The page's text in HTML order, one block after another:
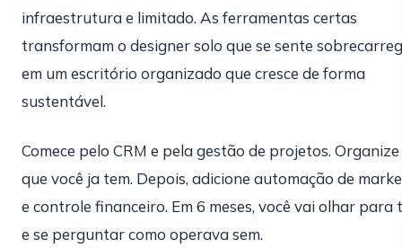
infraestrutura e limitado. As ferramentas certas
transformam o designer solo que se sente
em um escritório organizado que cresce de forma
sustentável.
Comece pelo CRM e pela gestão de projetos.
que você ja tem. Depois, adicione automação de
e controle financeiro. Em 6 meses, você vai olhar para
e se perguntar como operava sem.